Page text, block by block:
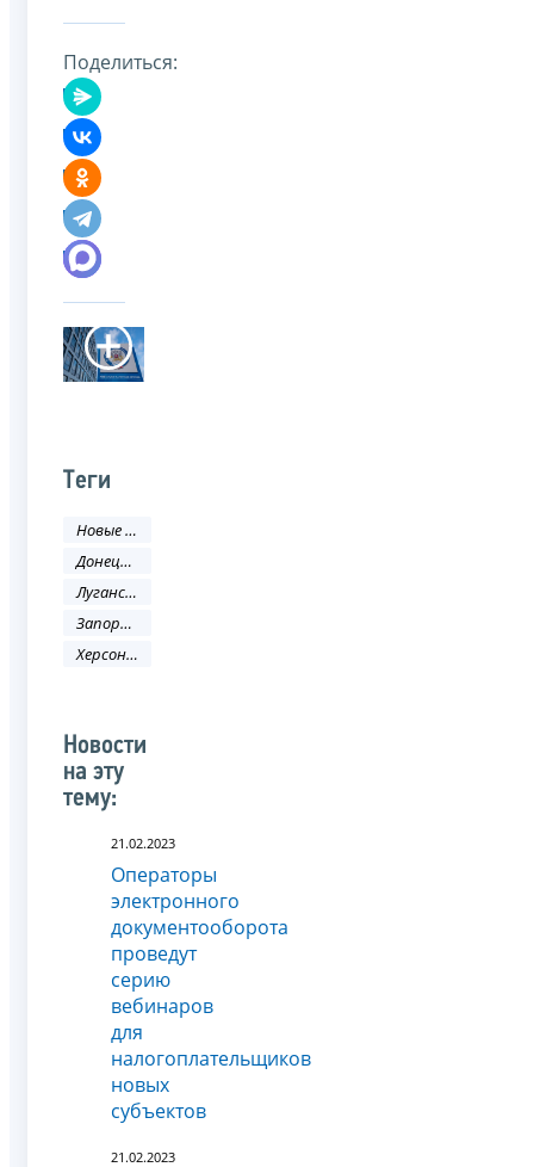
Поделиться:
Теги
Новые регионы РФ
Донецкая Народная Республика
Луганская Народная Республика
Запорожская область
Херсонская область
Новости
на эту
тему:
21.02.2023
Операторы
электронного
документооборота
проведут
серию
вебинаров
для
налогоплательщиков
новых
субъектов
21.02.2023